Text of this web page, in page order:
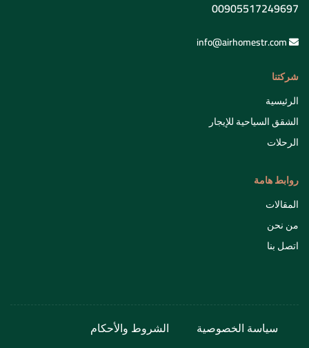
00905517249697
info@airhomestr.com
شركتنا
الرئيسية
الشقق السياحية للإيجار
الرحلات
روابط هامة
المقالات
من نحن
اتصل بنا
سياسة الخصوصية الشروط والأحكام